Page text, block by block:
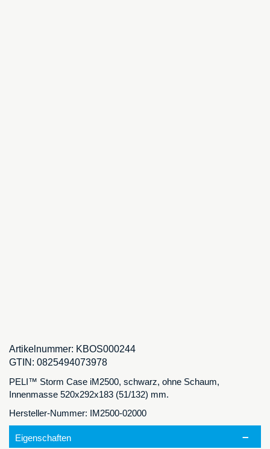
Artikelnummer: KBOS000244
GTIN: 0825494073978
PELI™ Storm Case iM2500, schwarz, ohne Schaum,
Innenmasse 520x292x183 (51/132) mm.
Hersteller-Nummer: IM2500-02000
Eigenschaften